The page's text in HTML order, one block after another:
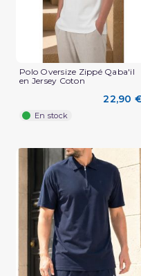
(2 avis)
Polo Oversize Zippé Qaba'il
en Jersey Coton
22,90
En stock